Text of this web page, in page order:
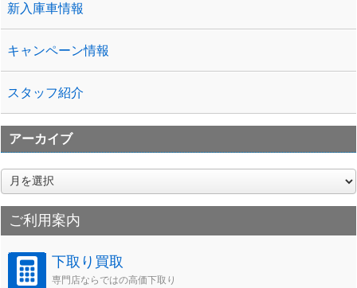
新入庫車情報
キャンペーン情報
スタッフ紹介
アーカイブ
ア
ー
カ
イご利用案内
下取り買取
専門店ならではの高価下取り